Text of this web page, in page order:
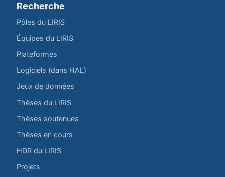
Recherche
Pôles du LIRIS
Équipes du LIRIS
Plateformes
Logiciels (dans HAL)
Jeux de données
Thèses du LIRIS
Thèses soutenues
Thèses en cours
HDR du LIRIS
Projets